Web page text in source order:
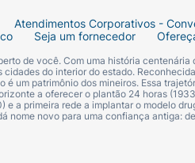
Atendimentos Corporativos -
Seja um fornecedor
de você. Com uma história
do interior do estado.
um patrimônio dos mineiros. Essa
a oferecer o plantão 24 horas
a primeira rede a implantar o modelo
nome novo para uma confiança antiga: